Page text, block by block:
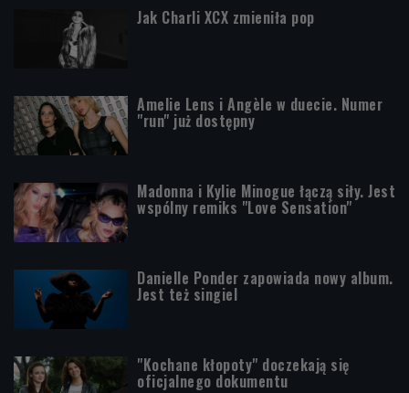
Jak Charli XCX zmieniła pop
Amelie Lens i Angèle w duecie. Numer
"run" już dostępny
Madonna i Kylie Minogue łączą siły. Jest
wspólny remiks "Love Sensation"
Danielle Ponder zapowiada nowy album.
Jest też singiel
"Kochane kłopoty" doczekają się
oficjalnego dokumentu